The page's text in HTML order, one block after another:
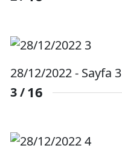
28/12/2022 - Sayfa 3
3 /16